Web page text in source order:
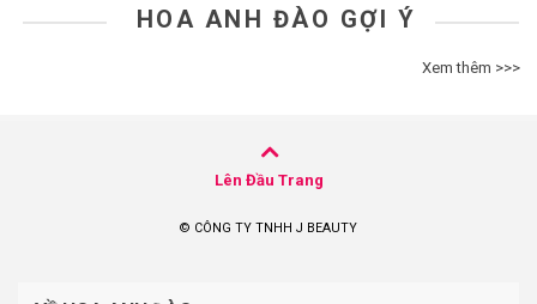
HOA ANH ĐÀO GỢI Ý
Xem thêm >>>
Lên Đầu Trang
© CÔNG TY TNHH J BEAUTY